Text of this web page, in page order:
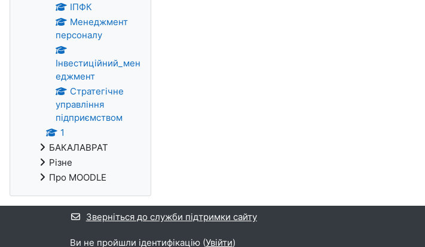
ІПФК
Менеджмент
персоналу
Інвестиційний_мен
еджмент
Стратегічне
управління
підприємством
1
БАКАЛАВРАТ
Різне
Про MOODLE
Зверніться до служби підтримки сайту
Ви не пройшли ідентифікацію (Увійти)